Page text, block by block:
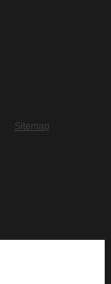
Sitemap